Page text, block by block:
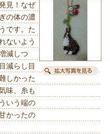
見！なぜ
の体の濃
です。た
ないよう
減しつ
減らし目
しかった
味、糸も
いう端の
かったの